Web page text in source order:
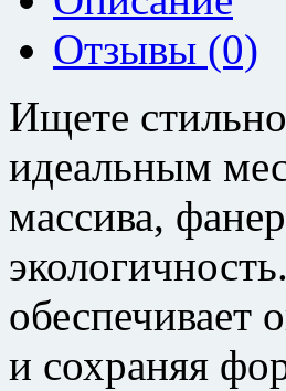
Отзывы (0)
Ищете
идеальным
массива,
обеспечивает
и сохраняя